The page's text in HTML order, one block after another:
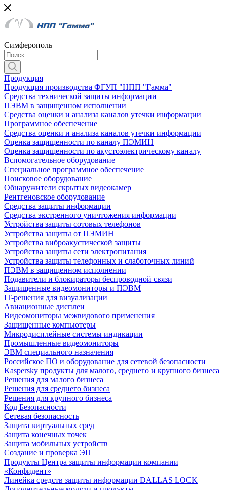
Симферополь
Продукция
Продукция производства ФГУП "НПП "Гамма"
Средства технической защиты информации
ПЭВМ в защищенном исполнении
Средства оценки и анализа каналов утечки информации
Программное обеспечение
Средства оценки и анализа каналов утечки информации
Оценка защищенности по каналу ПЭМИН
Оценка защищенности по акустоэлектрическому каналу
Вспомогательное оборудование
Специальное программное обеспечение
Поисковое оборудование
Обнаружители скрытых видеокамер
Рентгеновское оборудование
Средства защиты информации
Средства экстренного уничтожения информации
Устройства защиты сотовых телефонов
Устройства защиты от ПЭМИН
Устройства виброакустической защиты
Устройства защиты сети электропитания
Устройства защиты телефонных и слаботочных линий
ПЭВМ в защищенном исполнении
Подавители и блокираторы беспроводной связи
Защищенные видеомониторы и ПЭВМ
IT-решения для визуализации
Авиационные дисплеи
Видеомониторы межвидового применения
Защищенные компьютеры
Микродисплейные системы индикации
Промышленные видеомониторы
ЭВМ специального назначения
Российское ПО и оборудование для сетевой безопасности
Kaspersky продукты для малого, среднего и крупного бизнеса
Решения для малого бизнеса
Решения для среднего бизнеса
Решения для крупного бизнеса
Код Безопасности
Сетевая безопасность
Защита виртуальных сред
Защита конечных точек
Защита мобильных устройств
Создание и проверка ЭП
Продукты Центра защиты информации компании
«Конфидент»
Линейка средств защиты информации DALLAS LOCK